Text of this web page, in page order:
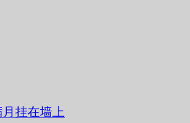
挂在墙上